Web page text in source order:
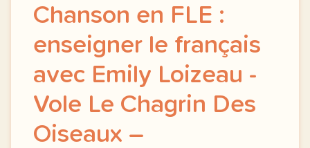
Chanson en FLE :
enseigner le français
avec Emily Loizeau -
Vole Le Chagrin Des
Oiseaux –